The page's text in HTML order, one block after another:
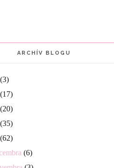
ARCHÍV BLOGU
(3)
(17)
(20)
(35)
(62)
(6)